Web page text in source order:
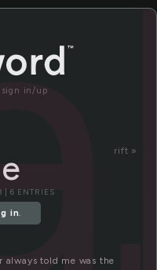
sign in/up
rift »
| 6 ENTRIES
in.
told me was the